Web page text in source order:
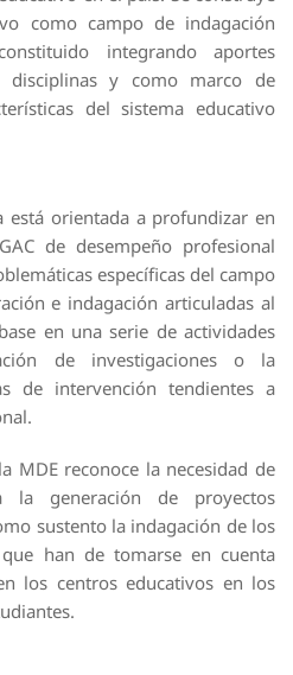
como campo de indagación
integrando aportes
disciplinas y como marco de
del sistema educativo
está orientada a profundizar en
de desempeño profesional
específicas del campo
e indagación articuladas al
en una serie de actividades
de investigaciones o la
de intervención tendientes a
MDE reconoce la necesidad de
generación de proyectos
sustento la indagación de los
han de tomarse en cuenta
los centros educativos en los